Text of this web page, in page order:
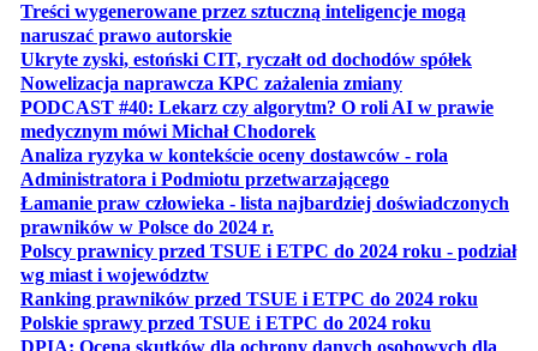
Treści wygenerowane przez sztuczną inteligencje mogą
naruszać prawo autorskieotwiera się w nowej karcie
Ukryte zyski, estoński CIT, ryczałt od dochodów spółekotwiera
Nowelizacja naprawcza KPC zażalenia zmianyotwiera się w
PODCAST #40: Lekarz czy algorytm? O roli AI w prawie
medycznym mówi Michał Chodorekotwiera się w nowej karcie
Analiza ryzyka w kontekście oceny dostawców - rola
Administratora i Podmiotu przetwarzającegootwiera się w
Łamanie praw człowieka - lista najbardziej doświadczonych
prawników w Polsce do 2024 r.
Polscy prawnicy przed TSUE i ETPC do 2024 roku - podział
wg miast i województwotwiera się w nowej karcie
Ranking prawników przed TSUE i ETPC do 2024 roku
Polskie sprawy przed TSUE i ETPC do 2024 roku